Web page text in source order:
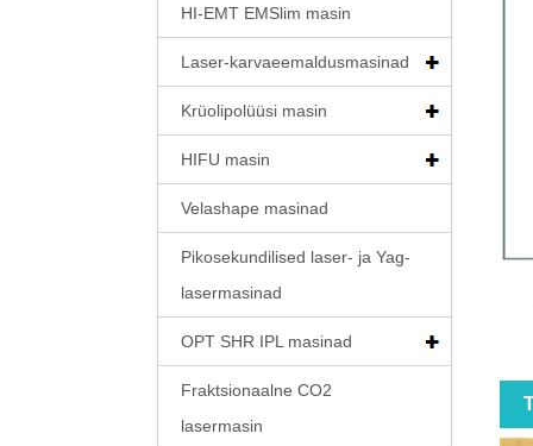
HI-EMT EMSlim masin
Laser-karvaeemaldusmasinad
Krüolipolüüsi masin
HIFU masin
Velashape masinad
Pikosekundilised laser- ja Yag-
lasermasinad
OPT SHR IPL masinad
Fraktsionaalne CO2
lasermasin